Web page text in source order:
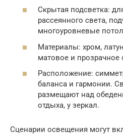
Скрытая подсветка:
рассеянного света,
многоуровневые
Материалы: хром,
матовое и прозрачное
Расположение:
баланса и гармонии.
размещают над
отдыха, у зеркал.
Сценарии освещения могут